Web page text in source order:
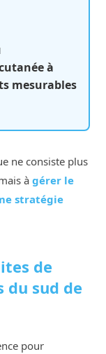
à
mesurables
ne consiste plus
à gérer le
stratégie
de
du sud de
pour